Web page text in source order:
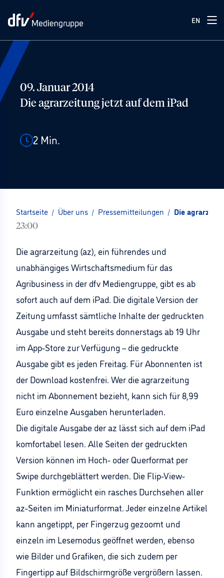
EN
09. Januar 2014
Die agrarzeitung jetzt auf dem iPad
2 Min.
Startseite / Über uns / Pressemitteilungen / Die
23:00
Die agrarzeitung (az), ein führendes und
unabhängiges Wirtschaftsmedium für das
Agribusiness in der dfv Mediengruppe, gibt es ab
sofort auch auf dem iPad. Die digitale Version der
Zeitung umfasst sämtliche Inhalte der gedruckten
Ausgabe und steht bereits donnerstags ab 19 Uhr
im App-Store zur Verfügung – die gedruckte
Ausgabe gibt es jeden Freitag. Für Abonnenten ist
der Download kostenfrei. Wer die agrarzeitung
nicht im Abonnement bezieht, kann sich für 8,99
Euro einzelne Ausgaben herunterladen.
Die digitale Ausgabe der az lässt sich auf dem iPad
komfortabel lesen. Alle Seiten der gedruckten
Version können im Hoch- oder Querformat per
Swipe durchgeblättert werden. Die Flip-View-
Funktion ermöglicht ein rasches Durchsehen aller
az-Seiten im Miniaturformat. Jeder einzelne Artikel
kann angetippt, per Fingerzug gezoomt und
einzeln im Lesemodus geöffnet werden, ebenso
wie Bilder und Grafiken, die sich zudem per
Fingertipp auf Bildschirmgröße vergrößern lassen.